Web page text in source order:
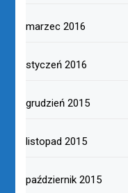
marzec 2016
styczeń 2016
grudzień 2015
listopad 2015
październik 2015